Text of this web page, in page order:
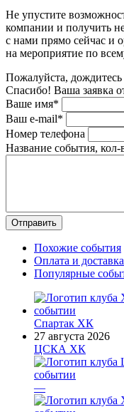
Не упустите
компании и получить
с нами прямо сейчас и
на мероприятие по
Пожалуйста,
Спасибо! Ваша заявка
Ваше имя*
Ваш e-mail*
Номер телефона
Название события, кол-
Похожие события
Оплата и доставка
Популярные
Спартак ХК
27 августа 2026
ЦСКА ХК
—